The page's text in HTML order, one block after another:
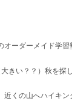
ーダーメイド学習
きい？？）秋を探
くの山へハイキン